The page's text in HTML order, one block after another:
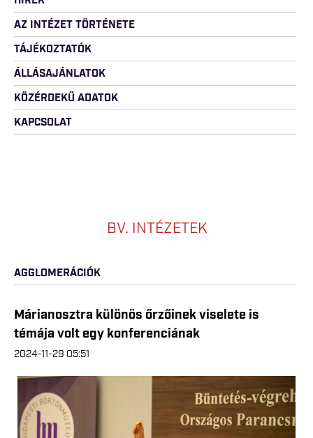
AZ INTÉZET TÖRTÉNETE
TÁJÉKOZTATÓK
ÁLLÁSAJÁNLATOK
KÖZÉRDEKŰ ADATOK
KAPCSOLAT
BV. INTÉZETEK
AGGLOMERÁCIÓK
Márianosztra különös őrzőinek viselete is
témája volt egy konferenciának
2024-11-29 05:51